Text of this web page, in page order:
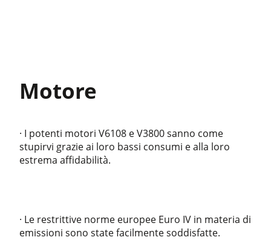
Motore
· I potenti motori V6108 e V3800 sanno come
stupirvi grazie ai loro bassi consumi e alla loro
estrema affidabilità.
· Le restrittive norme europee Euro IV in materia di
emissioni sono state facilmente soddisfatte.